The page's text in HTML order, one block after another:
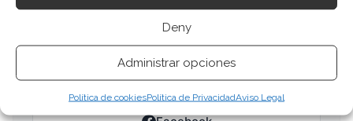
Deny
Administrar opciones
Política de cookiesPolítica de PrivacidadAviso Legal
Compartir este artículo
Twitter